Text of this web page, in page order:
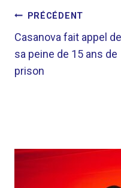
DE
PRÉCÉDENT
Casanova fait appel de
sa peine de 15 ans de
prison